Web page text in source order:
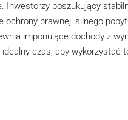
Inwestorzy poszukujący
prawnej, silnego
imponujące dochody z
czas, aby wykorzystać